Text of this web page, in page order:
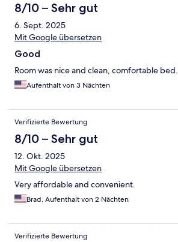
8/10 – Sehr gut
6. Sept. 2025
Mit Google übersetzen
Good
Room was nice and clean, comfortable bed.
Aufenthalt von 3 Nächten
Verifizierte Bewertung
8/10 – Sehr gut
12. Okt. 2025
Mit Google übersetzen
Very affordable and convenient.
Brad, Aufenthalt von 2 Nächten
Verifizierte Bewertung